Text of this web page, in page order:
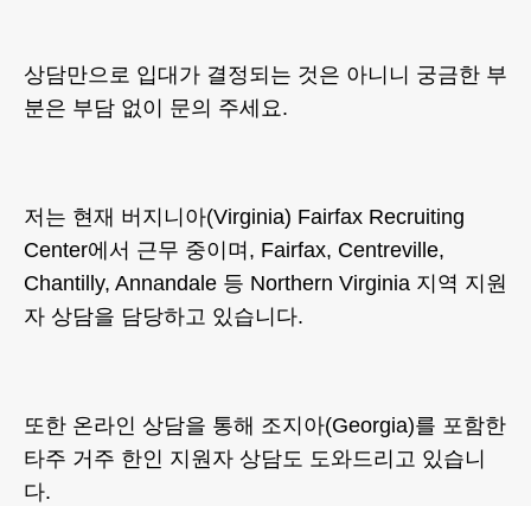
상담만으로 입대가 결정되는 것은 아니니 궁금한 부
분은 부담 없이 문의 주세요.
저는 현재 버지니아(Virginia) Fairfax Recruiting
Center에서 근무 중이며, Fairfax, Centreville,
Chantilly, Annandale 등 Northern Virginia 지역 지원
자 상담을 담당하고 있습니다.
또한 온라인 상담을 통해 조지아(Georgia)를 포함한
타주 거주 한인 지원자 상담도 도와드리고 있습니
다.